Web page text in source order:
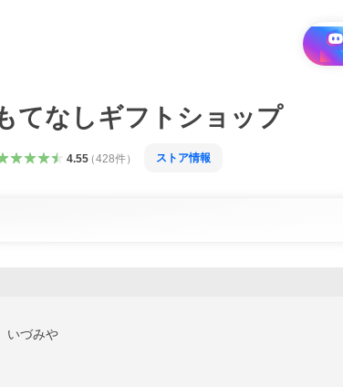
i と
てなしギフトショップ
4.55（428件） ストア情報
いづみや